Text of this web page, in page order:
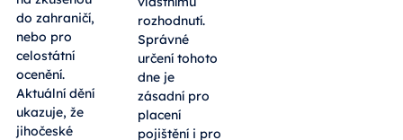
do zahraničí,
nebo pro
celostátní
ocenění.
Aktuální dění
ukazuje, že
jihočeské
rozhodnutí.
Správné
určení tohoto
dne je
zásadní pro
placení
pojištění i pro